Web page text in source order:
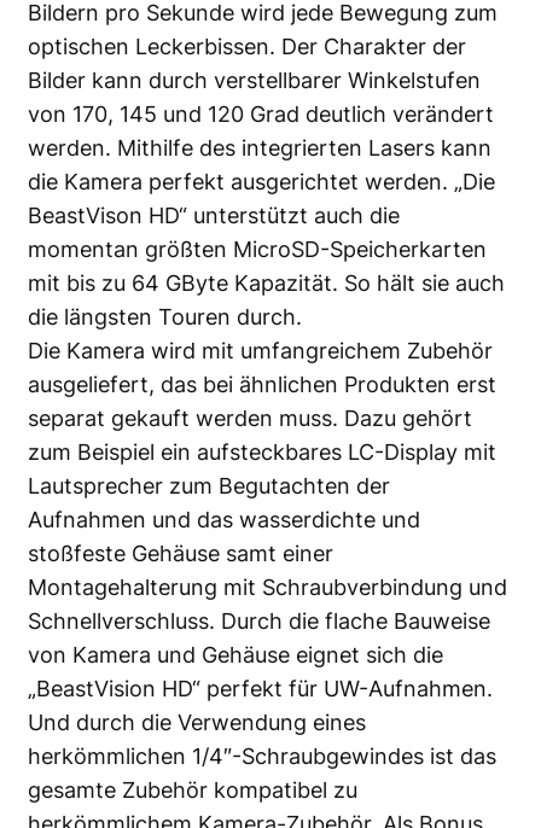
Bildern pro Sekunde wird jede Bewegung zum
optischen Leckerbissen. Der Charakter der
Bilder kann durch verstellbarer Winkelstufen
von 170, 145 und 120 Grad deutlich verändert
werden. Mithilfe des integrierten Lasers kann
die Kamera perfekt ausgerichtet werden. „Die
BeastVison HD“ unterstützt auch die
momentan größten MicroSD-Speicherkarten
mit bis zu 64 GByte Kapazität. So hält sie auch
die längsten Touren durch.
Die Kamera wird mit umfangreichem Zubehör
ausgeliefert, das bei ähnlichen Produkten erst
separat gekauft werden muss. Dazu gehört
zum Beispiel ein aufsteckbares LC-Display mit
Lautsprecher zum Begutachten der
Aufnahmen und das wasserdichte und
stoßfeste Gehäuse samt einer
Montagehalterung mit Schraubverbindung und
Schnellverschluss. Durch die flache Bauweise
von Kamera und Gehäuse eignet sich die
„BeastVision HD“ perfekt für UW-Aufnahmen.
Und durch die Verwendung eines
herkömmlichen 1/4″-Schraubgewindes ist das
gesamte Zubehör kompatibel zu